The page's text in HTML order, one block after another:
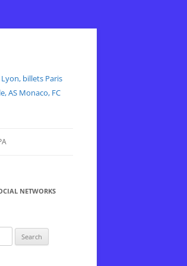
billets Paris
AS Monaco, FC
NETWORKS